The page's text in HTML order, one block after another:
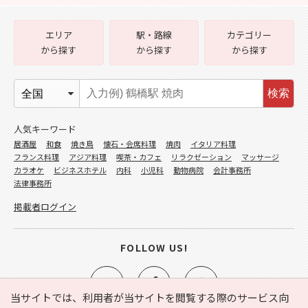
当サイトでは、利用者が当サイトを閲覧する際のサービス向
エリア
から探す
駅・路線
から探す
カテゴリー
から探す
検索
人気キーワード
居酒屋 和食 焼き鳥 懐石・会席料理 焼肉
イタリア料理
フランス料理
アジア料理 喫茶・カフェ リラクゼーション
マッサージ
カラオケ
ビジネスホテル 内科 小児科 動物病院
会計事務所
法律事務所
掲載者ログイン
FOLLOW US!